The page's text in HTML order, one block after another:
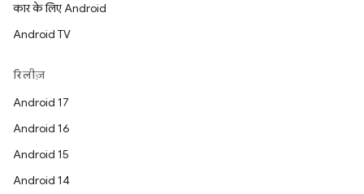
कार के लिए Android
Android TV
रिलीज़
Android 17
Android 16
Android 15
Android 14